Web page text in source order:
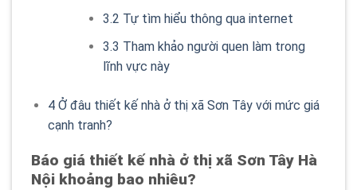
3.2 Tự tìm hiểu thông qua internet
3.3 Tham khảo người quen làm trong
lĩnh vực này
4Ở đâu thiết kế nhà ở thị xã Sơn Tây với mức giá
cạnh tranh?
Báo giá thiết kế nhà ở thị xã Sơn Tây Hà
Nội khoảng bao nhiêu?